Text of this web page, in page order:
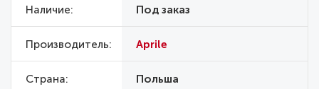
Наличие Под заказ
Производитель Aprile
Страна Польша